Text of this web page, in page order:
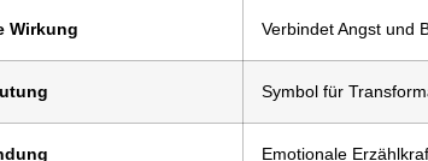
Wirkung Verbindet Angst und
Symbol für
Emotionale